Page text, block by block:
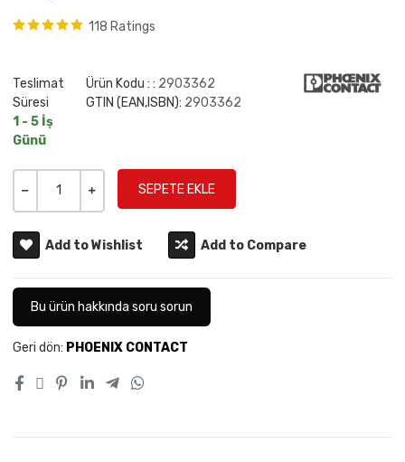
118 Ratings
Teslimat
Süresi
1 - 5 İş
Günü
Ürün Kodu : : 2903362
GTIN (EAN,ISBN): 2903362
Add to Wishlist Add to Compare
Bu ürün hakkında soru sorun
Geri dön: PHOENIX CONTACT